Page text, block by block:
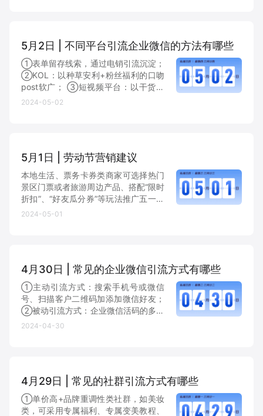
5月2日 | 不同平台引流企业微信的方法有哪些
①表单留存线索，通过电销引流沉淀；
②KOL：以种草安利+粉丝福利的口吻
post软广； ③短视频平台：以干货内
容做“钩子”，引导客户主动私信，或直
2024-05-02
5月1日 | 劳动节营销建议
本地生活、票务卡券类商家可选择热门
景区门票或者旅游周边产品、搭配“限时
折扣”、“好友瓜分券”等玩法推广五一折
扣活动。 本地生活商家可搭配“多人阶
2024-05-01
4月30日 | 常见的企业微信引流方式有哪些
①主动引流方式：搜索手机号或微信
号、扫描客户二维码加添加微信好友；
②被动引流方式：企业微信活码的多场
景应用、企业微信名片分享到微信或者
2024-04-30
4月29日 | 常见的社群引流方式有哪些
①单价高+品牌重调性类社群，如美妆
类，可采用专属福利、专属变美教程、